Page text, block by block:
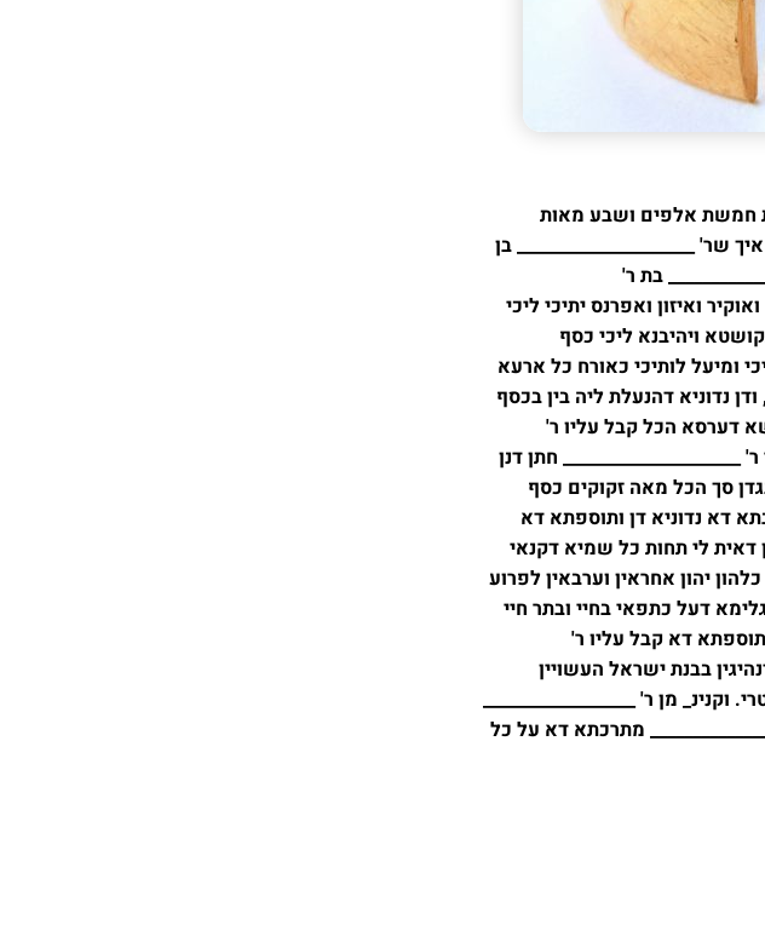
חמשת אלפים ושבע מאות
שר' _____________________ בן
בת ר'
ואיזון ואפרנס יתיכי ליכי
ויהיבנא ליכי כסף
ומיעל לותיכי כאורח כל ארעא
נדוניא דהנעלת ליה בין בכסף
דערסא הכל קבל עליו ר'
חתן דנן
סך הכל מאה זקוקים כסף
דא נדוניא דן ותוספתא דא
דאית לי תחות כל שמיא דקנאי
יהון אחראין וערבאין לפרוע
דעל כתפאי בחיי ובתר חיי
דא קבל עליו ר'
בבנת ישראל העשויין
מן ר' __________________
מתרכתא דא על כל